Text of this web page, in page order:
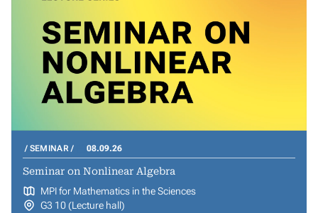
SEMINAR 08.09.26
Seminar on Nonlinear Algebra
MPI for Mathematics in the Sciences
G3 10 (Lecture hall)